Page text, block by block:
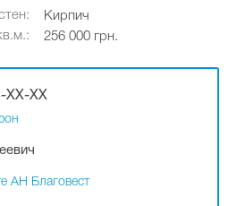
Кирпич
256 000 грн.
XX-XX
АН Благовест